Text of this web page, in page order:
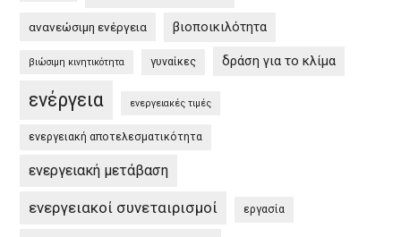
Ελλάδα
Green
Green
ανανεώσιμη ενέργεια βιοποικιλότητα
βιώσιμη κινητικότητα γυναίκες δράση για το κλίμα
ενέργεια ενεργειακές τιμές
ενεργειακή αποτελεσματικότητα
ενεργειακή μετάβαση
ενεργειακοί συνεταιρισμοί εργασία